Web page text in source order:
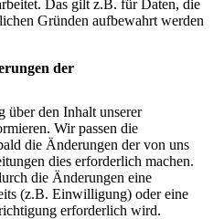
Das gilt z.B. für Daten, die
Gründen aufbewahrt werden
der
über den Inhalt unserer
Wir passen die
die Änderungen der von uns
dies erforderlich machen.
die Änderungen eine
(z.B. Einwilligung) oder eine
erforderlich wird.